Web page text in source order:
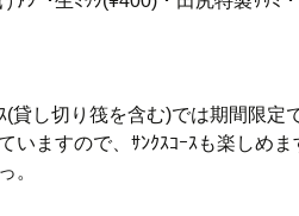
(貸し切り筏を含む)では期間限定
いますので、ｻﾝｸｽｺｰｽも楽しめ
。